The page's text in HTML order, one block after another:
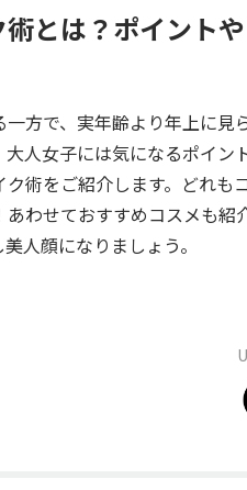
とは？ポイント
方で、実年齢より年上に見
人女子には気になるポイン
術をご紹介します。どれも
わせておすすめコスメも紹
人顔になりましょう。